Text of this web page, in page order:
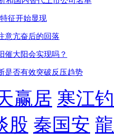
征开始显现
意亢奋后的回落
催大阳会实现吗？
是否有效突破反压趋势
赢居 寒江
股 秦国安